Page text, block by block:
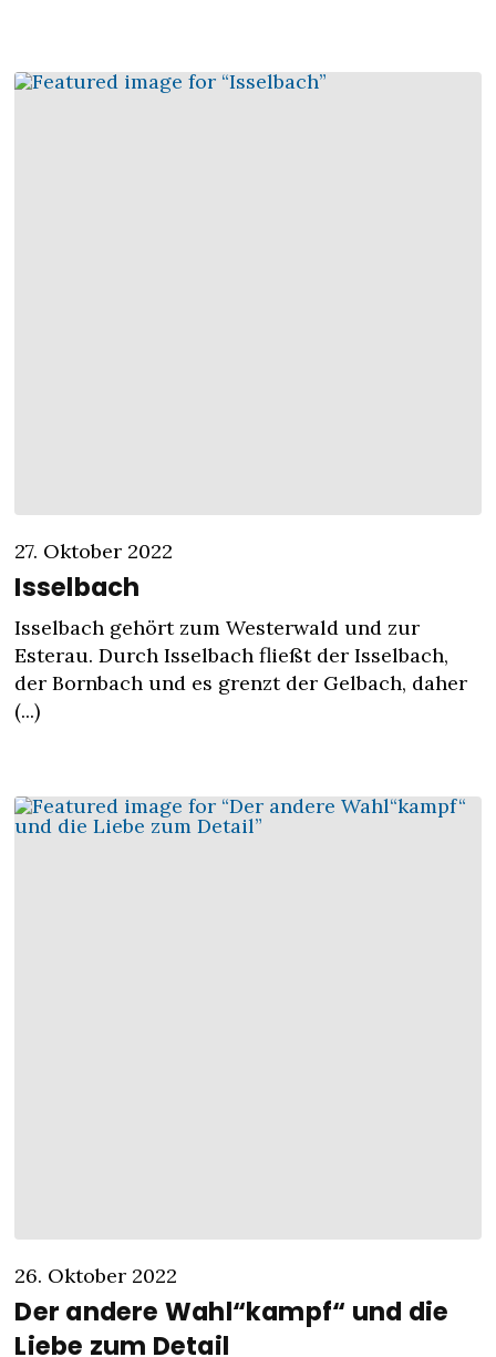
27. Oktober 2022
Isselbach
Isselbach gehört zum Westerwald und zur
Esterau. Durch Isselbach fließt der Isselbach,
der Bornbach und es grenzt der Gelbach, daher
(...)
26. Oktober 2022
Der andere Wahl“kampf“ und die
Liebe zum Detail